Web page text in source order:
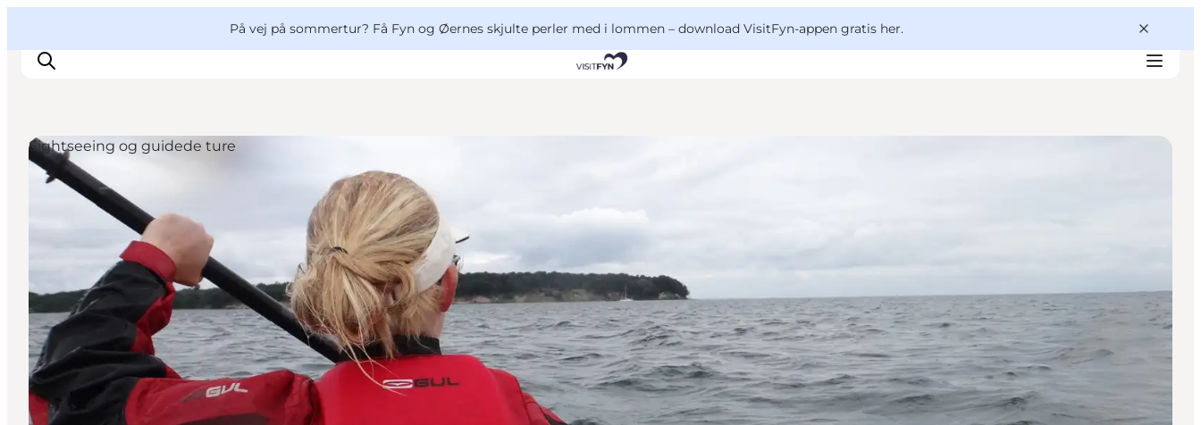
På vej på sommertur? Få Fyn og Øernes skjulte perler med i lommen – download VisitFyn-appen gratis her.
Oplevelser
Outdoor
Mad og drikke
Overnatning
Book lokale oplevelser
Sightseeing og guidede ture